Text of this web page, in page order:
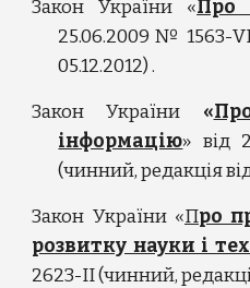
Закон України «Про
25.06.2009 № 1563-
05.12.2012) .
Закон України «
інформацію» від
(чинний, редакція
Закон України «Про
розвитку науки і
2623-II (чинний,